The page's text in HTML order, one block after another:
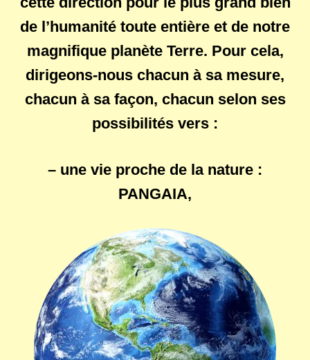
de l’humanité toute entière et de notre
magnifique planète Terre. Pour cela,
dirigeons-nous chacun à sa mesure,
chacun à sa façon, chacun selon ses
possibilités vers :
– une vie proche de la nature :
PANGAIA,